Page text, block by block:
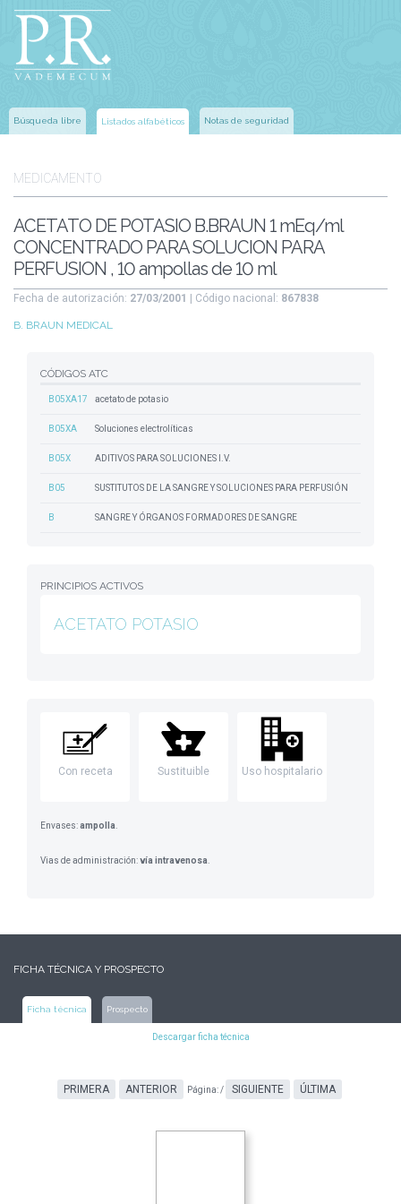
Búsqueda libre Listados alfabéticos Notas de seguridad
MEDICAMENTO
ACETATO DE POTASIO B.BRAUN 1 mEq/ml
CONCENTRADO PARA SOLUCION PARA
PERFUSION , 10 ampollas de 10 ml
Fecha de autorización: 27/03/2001 | Código nacional: 867838
B. BRAUN MEDICAL
CÓDIGOS ATC
B05XA17 acetato de potasio
B05XA Soluciones electrolíticas
B05X ADITIVOS PARA SOLUCIONES I.V.
B05 SUSTITUTOS DE LA SANGRE Y SOLUCIONES PARA PERFUSIÓN
B SANGRE Y ÓRGANOS FORMADORES DE SANGRE
PRINCIPIOS ACTIVOS
ACETATO POTASIO
Con receta Sustituible Uso hospitalario
Envases:ampolla
Vias de administración:vía intravenosa
FICHA TÉCNICA Y PROSPECTO
Ficha técnica Prospecto
Descargar ficha técnica
PRIMERA ANTERIOR Página:/ SIGUIENTE ÚLTIMA